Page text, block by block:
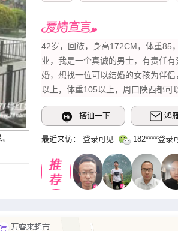
。
42岁，回族，身高172CM，体重85
业，我是一个真诚的男士，有责任
婚，想找一位可以结婚的女孩为伴
以上，体重105以上，周口陕西都可
搭讪一下 鸿
最近来访： 登录可见 182‌****登录